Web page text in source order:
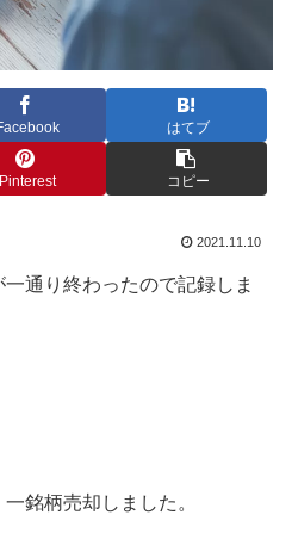
はてブ
Pinterest コピー
2021.11.10
通り終わったので記録しま
銘柄売却しました。